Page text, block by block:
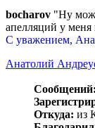
bocharov "Ну
апелляций у меня
С уважением,
Анатолий
Сообщений:
Откуда: из